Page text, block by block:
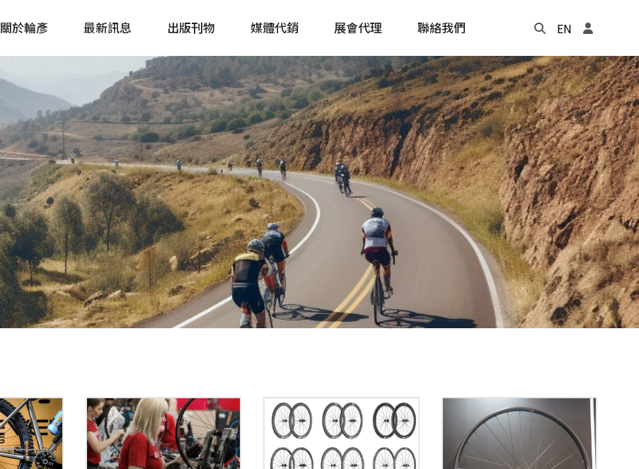
關於輪彥 最新訊息 出版刊物
自行車&電動車市場快訊
Bike & E-Bike Market
Update
單車誌 Cycling Update
簡體版 單車志 Bicycling
戶外探索 Outside
主題書籍
年度記事本
媒體代銷 展會代理 聯絡我們 EN